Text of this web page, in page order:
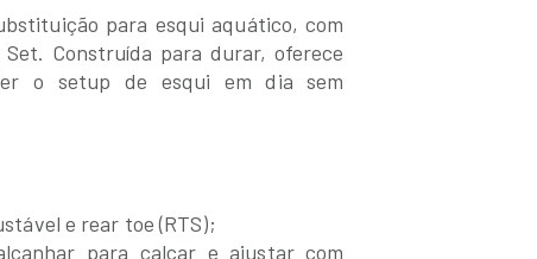
para esqui aquático, com
Construída para durar, oferece
o setup de esqui em dia sem
e rear toe (RTS);
para calçar e ajustar com